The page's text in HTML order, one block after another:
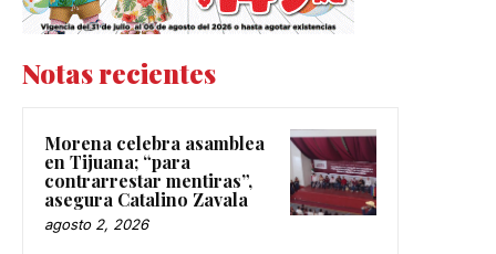
Notas recientes
Morena celebra asamblea
en Tijuana; “para
contrarrestar mentiras”,
asegura Catalino Zavala
agosto 2, 2026